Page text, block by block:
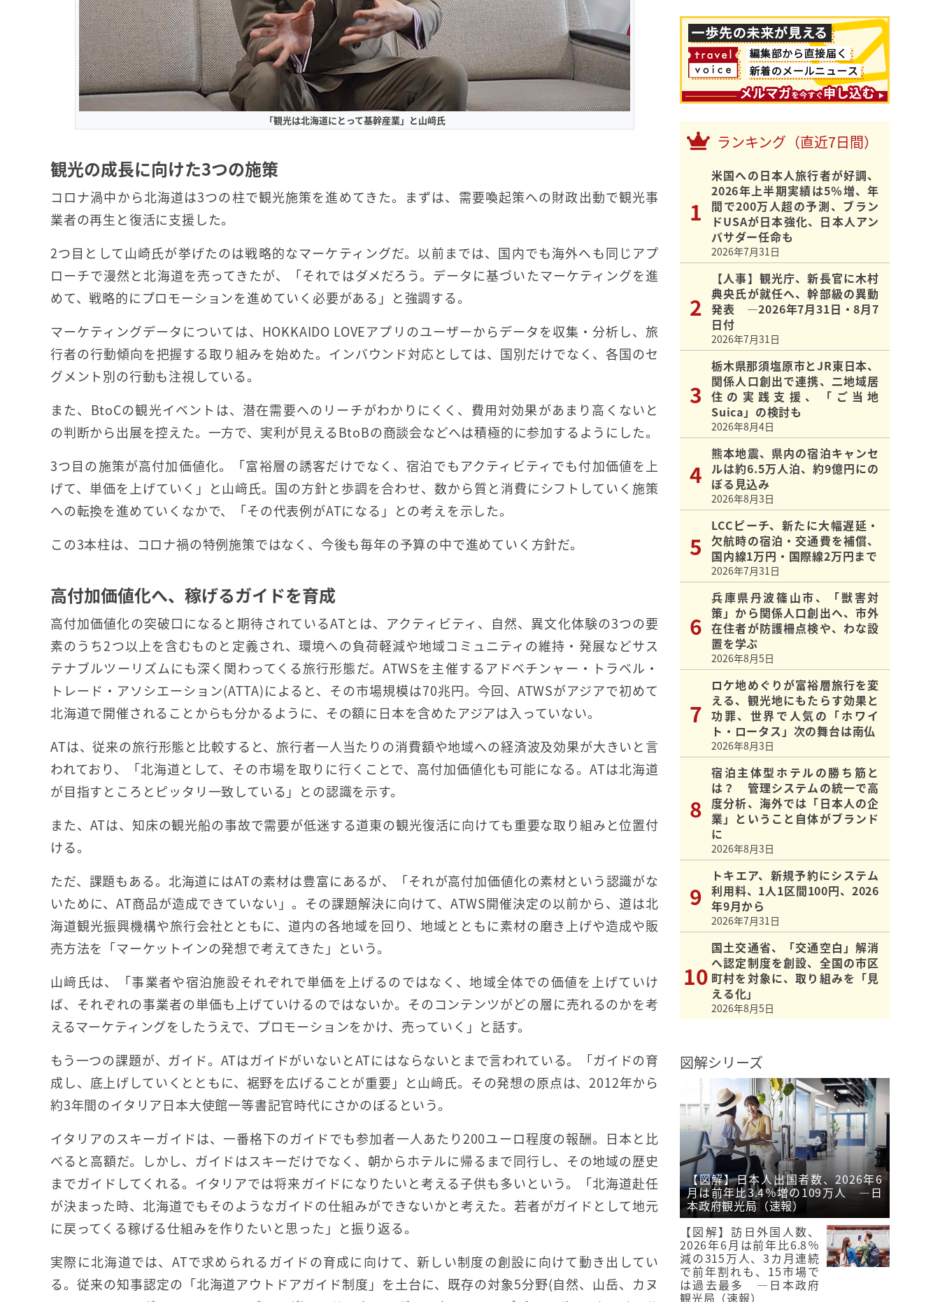
「観光は北海道にとって基幹産業」と山﨑氏
観光の成長に向けた3つの施策
コロナ渦中から北海道は3つの柱で観光施策を進めてきた。まずは、需要喚起策への財政出動で観光事
業者の再生と復活に支援した。
2つ目として山崎氏が挙げたのは戦略的なマーケティングだ。以前までは、国内でも海外へも同じアプ
ローチで漫然と北海道を売ってきたが、「それではダメだろう。データに基づいたマーケティングを進
めて、戦略的にプロモーションを進めていく必要がある」と強調する。
マーケティングデータについては、HOKKAIDO LOVEアプリのユーザーからデータを収集・分析し、旅
行者の行動傾向を把握する取り組みを始めた。インバウンド対応としては、国別だけでなく、各国のセ
グメント別の行動も注視している。
また、BtoCの観光イベントは、潜在需要へのリーチがわかりにくく、費用対効果があまり高くないと
の判断から出展を控えた。一方で、実利が見えるBtoBの商談会などへは積極的に参加するようにした。
3つ目の施策が高付加価値化。「富裕層の誘客だけでなく、宿泊でもアクティビティでも付加価値を上
げて、単価を上げていく」と山﨑氏。国の方針と歩調を合わせ、数から質と消費にシフトしていく施策
への転換を進めていくなかで、「その代表例がATになる」との考えを示した。
この3本柱は、コロナ禍の特例施策ではなく、今後も毎年の予算の中で進めていく方針だ。
高付加価値化へ、稼げるガイドを育成
高付加価値化の突破口になると期待されているATとは、アクティビティ、自然、異文化体験の3つの要
素のうち2つ以上を含むものと定義され、環境への負荷軽減や地域コミュニティの維持・発展などサス
テナブルツーリズムにも深く関わってくる旅行形態だ。ATWSを主催するアドベチンャー・トラベル・
トレード・アソシエーション(ATTA)によると、その市場規模は70兆円。今回、ATWSがアジアで初めて
北海道で開催されることからも分かるように、その額に日本を含めたアジアは入っていない。
ATは、従来の旅行形態と比較すると、旅行者一人当たりの消費額や地域への経済波及効果が大きいと言
われており、「北海道として、その市場を取りに行くことで、高付加価値化も可能になる。ATは北海道
が目指すところとピッタリ一致している」との認識を示す。
また、ATは、知床の観光船の事故で需要が低迷する道東の観光復活に向けても重要な取り組みと位置付
ける。
ただ、課題もある。北海道にはATの素材は豊富にあるが、「それが高付加価値化の素材という認識がな
いために、AT商品が造成できていない」。その課題解決に向けて、ATWS開催決定の以前から、道は北
海道観光振興機構や旅行会社とともに、道内の各地域を回り、地域とともに素材の磨き上げや造成や販
売方法を「マーケットインの発想で考えてきた」という。
山﨑氏は、「事業者や宿泊施設それぞれで単価を上げるのではなく、地域全体での価値を上げていけ
ば、それぞれの事業者の単価も上げていけるのではないか。そのコンテンツがどの層に売れるのかを考
えるマーケティングをしたうえで、プロモーションをかけ、売っていく」と話す。
もう一つの課題が、ガイド。ATはガイドがいないとATにはならないとまで言われている。「ガイドの育
成し、底上げしていくとともに、裾野を広げることが重要」と山﨑氏。その発想の原点は、2012年から
約3年間のイタリア日本大使館一等書記官時代にさかのぼるという。
イタリアのスキーガイドは、一番格下のガイドでも参加者一人あたり200ユーロ程度の報酬。日本と比
べると高額だ。しかし、ガイドはスキーだけでなく、朝からホテルに帰るまで同行し、その地域の歴史
までガイドしてくれる。イタリアでは将来ガイドになりたいと考える子供も多いという。「北海道赴任
が決まった時、北海道でもそのようなガイドの仕組みができないかと考えた。若者がガイドとして地元
に戻ってくる稼げる仕組みを作りたいと思った」と振り返る。
実際に北海道では、ATで求められるガイドの育成に向けて、新しい制度の創設に向けて動き出してい
る。従来の知事認定の「北海道アウトドアガイド制度」を土台に、既存の対象5分野(自然、山岳、カヌ
ランキング（直近7日間）
米国への日本人旅行者が好調、
2026年上半期実績は5％増、年
間で200万人超の予測、ブラン
ドUSAが日本強化、日本人アン
バサダー任命も
2026年7月31日
【人事】観光庁、新長官に木村
典央氏が就任へ、幹部級の異動
発表 ―2026年7月31日・8月7
日付
2026年7月31日
栃木県那須塩原市とJR東日本、
関係人口創出で連携、二地域居
住の実践支援、「ご当地
Suica」の検討も
2026年8月4日
熊本地震、県内の宿泊キャンセ
ルは約6.5万人泊、約9億円にの
ぼる見込み
2026年8月3日
LCCピーチ、新たに大幅遅延・
欠航時の宿泊・交通費を補償、
国内線1万円・国際線2万円まで
2026年7月31日
兵庫県丹波篠山市、「獣害対
策」から関係人口創出へ、市外
在住者が防護柵点検や、わな設
置を学ぶ
2026年8月5日
ロケ地めぐりが富裕層旅行を変
える、観光地にもたらす効果と
功罪、世界で人気の「ホワイ
ト・ロータス」次の舞台は南仏
2026年8月3日
宿泊主体型ホテルの勝ち筋と
は？ 管理システムの統一で高
度分析、海外では「日本人の企
業」ということ自体がブランド
に
2026年8月3日
トキエア、新規予約にシステム
利用料、1人1区間100円、2026
年9月から
2026年7月31日
国土交通省、「交通空白」解消
へ認定制度を創設、全国の市区
町村を対象に、取り組みを「見
える化」
2026年8月5日
図解シリーズ
【図解】日本人出国者数、2026年6
月は前年比3.4％増の109万人 ―日
本政府観光局（速報）
【図解】訪日外国人数、
2026年6月は前年比6.8％
減の315万人、3カ月連続
で前年割れも、15市場で
は過去最多 ―日本政府
観光局（速報）